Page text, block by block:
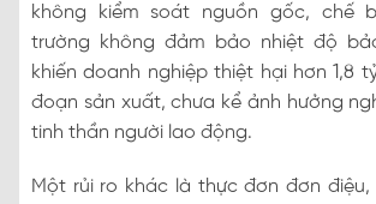
không kiểm soát nguồn gốc, chế
trường không đảm bảo nhiệt độ
khiến doanh nghiệp thiệt hại hơn 1,8
đoạn sản xuất, chưa kể ảnh hưởng
tinh thần người lao động.
Một rủi ro khác là thực đơn đơn